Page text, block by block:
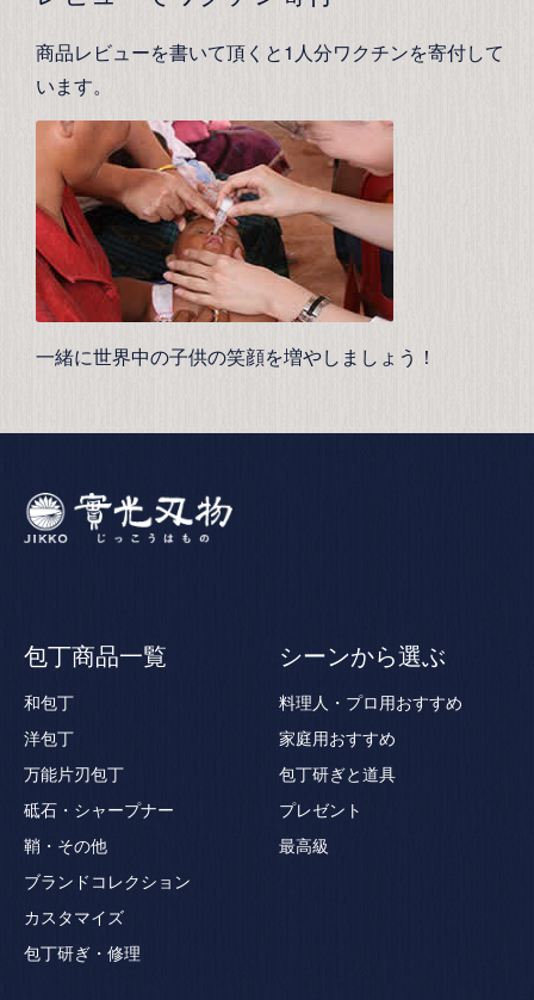
商品レビューを書いて頂くと1人分ワクチンを寄付して
います。
一緒に世界中の子供の笑顔を増やしましょう！
包丁商品一覧
和包丁
洋包丁
万能片刃包丁
砥石・シャープナー
鞘・その他
ブランドコレクション
カスタマイズ
包丁研ぎ・修理
シーンから選ぶ
料理人・プロ用おすすめ
家庭用おすすめ
包丁研ぎと道具
プレゼント
最高級